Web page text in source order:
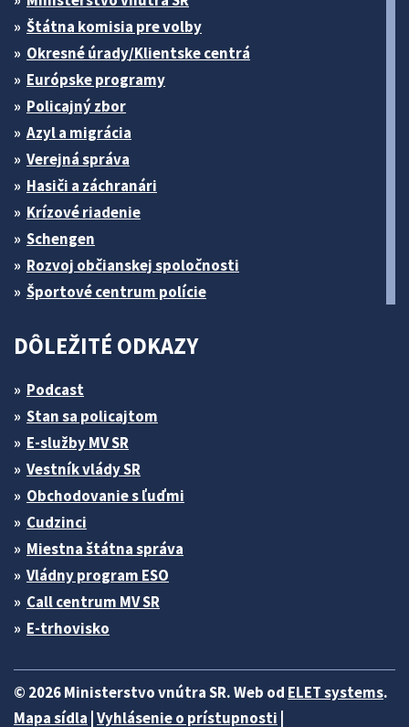
Štátna komisia pre volby
Okresné úrady/Klientske centrá
Európske programy
Policajný zbor
Azyl a migrácia
Verejná správa
Hasiči a záchranári
Krízové riadenie
Schengen
Rozvoj občianskej spoločnosti
Športové centrum polície
DÔLEŽITÉ ODKAZY
Podcast
Stan sa policajtom
E-služby MV SR
Vestník vlády SR
Obchodovanie s ľuďmi
Cudzinci
Miestna štátna správa
Vládny program ESO
Call centrum MV SR
E-trhovisko
© 2026 Ministerstvo vnútra SR. Web od ELET systems.
Mapa sídla Vyhlásenie o prístupnosti